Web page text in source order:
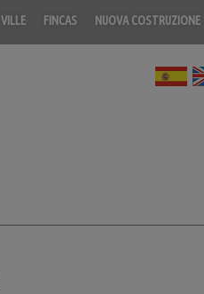
VILLE FINCAS NUOVA COSTRUZIONE